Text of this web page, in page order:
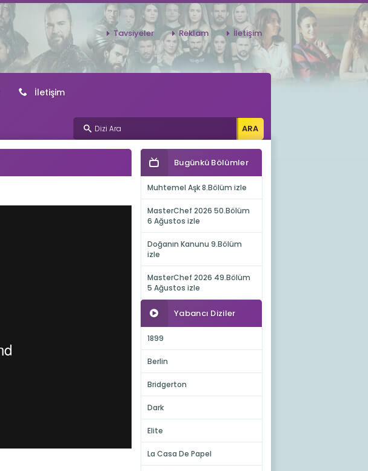
Tavsiyeler Reklam İletişim
İletişim
Bugünkü Bölümler
Muhtemel Aşk 8.Bölüm izle
MasterChef 2026 50.Bölüm
6 Ağustos izle
Doğanın Kanunu 9.Bölüm
izle
MasterChef 2026 49.Bölüm
5 Ağustos izle
Yabancı Diziler
1899
Berlin
Bridgerton
Dark
Elite
La Casa De Papel